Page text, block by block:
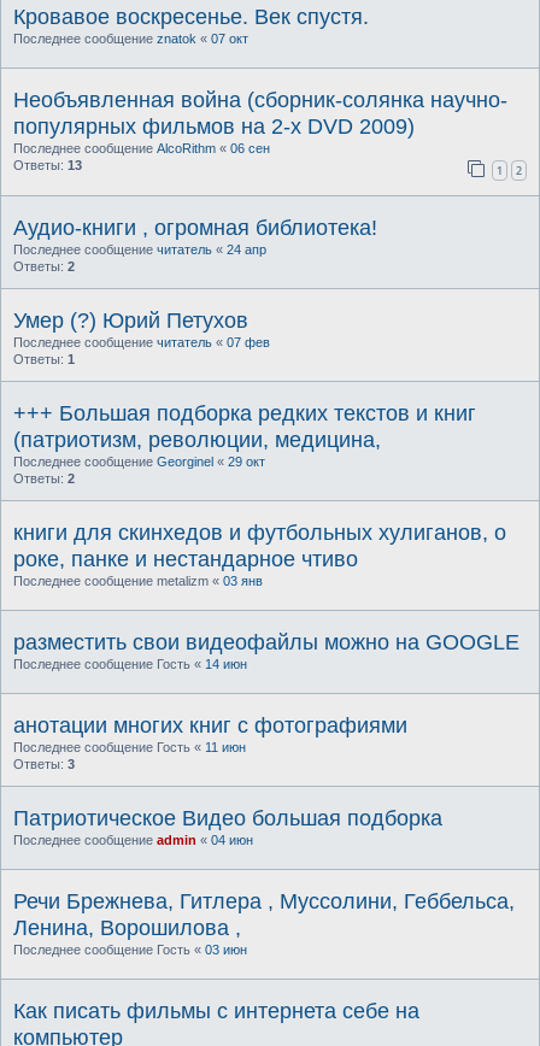
Кровавое воскресенье. Век спустя.
Последнее сообщение znatok « 07 окт
Необъявленная война (сборник-солянка научно-
популярных фильмов на 2-х DVD 2009)
Последнее сообщение AlcoRithm « 06 сен
Ответы: 13 1 2
Аудио-книги , огромная библиотека!
Последнее сообщение читатель « 24 апр
Ответы: 2
Умер (?) Юрий Петухов
Последнее сообщение читатель « 07 фев
Ответы: 1
+++ Большая подборка редких текстов и книг
(патриотизм, революции, медицина,
Последнее сообщение Georginel « 29 окт
Ответы: 2
книги для скинхедов и футбольных хулиганов, о
роке, панке и нестандарное чтиво
Последнее сообщение metalizm « 03 янв
разместить свои видеофайлы можно на GOOGLE
Последнее сообщение Гость « 14 июн
анотации многих книг с фотографиями
Последнее сообщение Гость « 11 июн
Ответы: 3
Патриотическое Видео большая подборка
Последнее сообщение admin « 04 июн
Речи Брежнева, Гитлера , Муссолини, Геббельса,
Ленина, Ворошилова ,
Последнее сообщение Гость « 03 июн
Как писать фильмы с интернета себе на
компьютер